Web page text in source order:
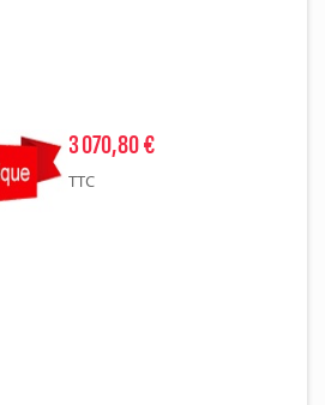
3 070,80 €
TTC